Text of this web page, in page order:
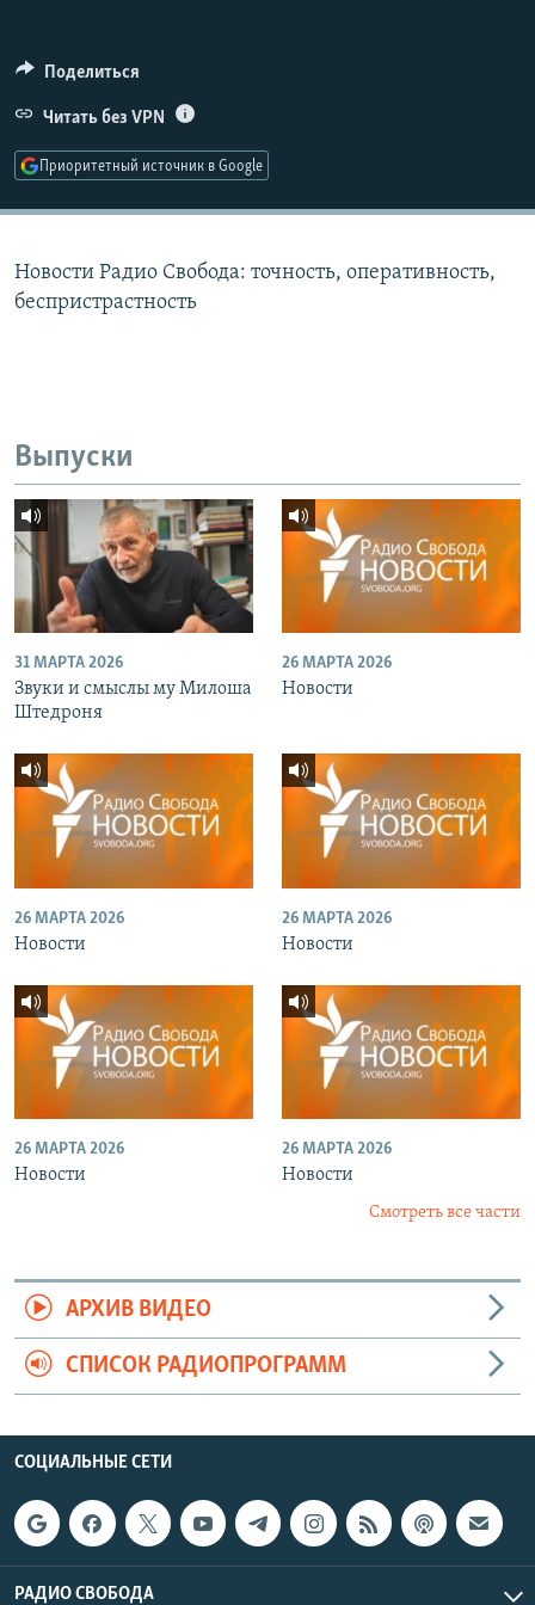
ПОДПИШИТЕСЬ НА РАССЫЛКУ
СОЦИАЛЬНЫЕ СЕТИ
Поделиться
Читать без VPN
Приоритетный источник в Google
Новости Радио Свобода: точность, оперативность,
беспристрастность
Выпуски
31 МАРТА 2026
Звуки и смыслы му Милоша
Штедроня
26 МАРТА 2026
Новости
26 МАРТА 2026
Новости
26 МАРТА 2026
Новости
26 МАРТА 2026
Новости
26 МАРТА 2026
Новости
Смотреть все части
АРХИВ ВИДЕО
СПИСОК РАДИОПРОГРАММ
СОЦИАЛЬНЫЕ СЕТИ
РАДИО СВОБОДА